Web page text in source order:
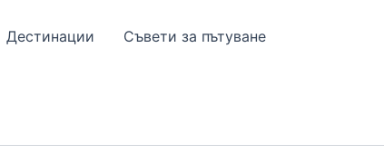
Дестинации Съвети за пътуване